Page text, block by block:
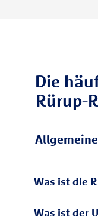
Die
Rürup-
Was ist die
Die Rürup-
Was ist der